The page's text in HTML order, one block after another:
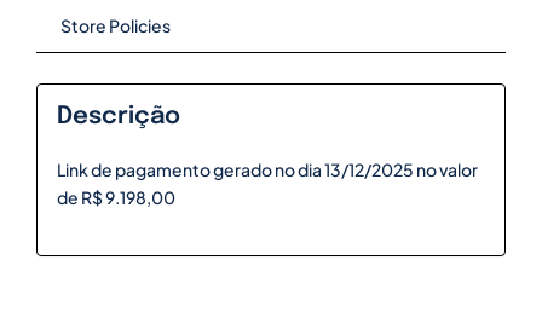
Store Policies
Descrição
Link de pagamento gerado no dia 13/12/2025 no valor
de R$ 9.198,00